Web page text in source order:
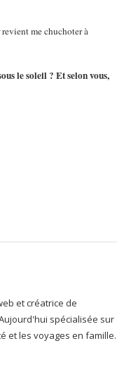
me chuchoter à
le soleil ? Et selon vous,
et créatrice de
spécialisée sur
et les voyages en famille.